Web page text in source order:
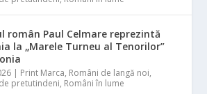
român Paul Celmare reprezintă
la „Marele Turneu al Tenorilor”
| Print Marca, Români de langă noi,
pretutindeni, Români în lume